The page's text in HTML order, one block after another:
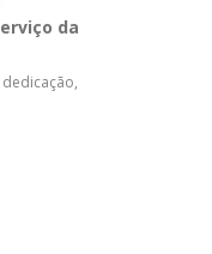
da
dedicação,